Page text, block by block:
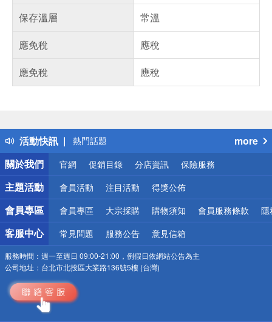
保存溫層
常溫
應免稅
應稅
應免稅
應稅
活動快訊
得獎公告
熱門話題
銀行優惠
偏遠地區配送
詐騙網頁！請小心！
more
關於我們
官網 促銷目錄 分店資訊 保險服務
主題活動 會員活動 注目活動 得獎公佈
會員專區 會員專區 大宗採購 購物須知 會員服務條款 隱
客服中心 常見問題 服務公告 意見信箱
服務時間： 週一至週日 09:00-21:00，例假日依網站公告為主
公司地址： 台北市北投區大業路136號5樓 (台灣)